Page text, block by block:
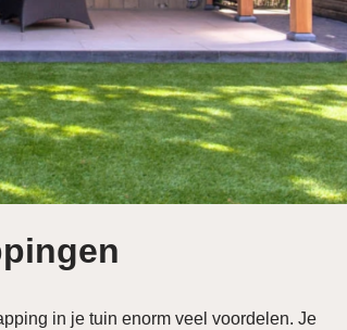
in je tuin enorm veel voordelen. Je